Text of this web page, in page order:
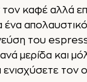
καφέ αλλά
ένα
του
μερίδα και
ενισχύσετε